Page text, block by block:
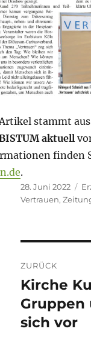
stammt
aktuell
finden
.
Veröffentlicht
am
28. Juni 2022
Vertrauen,
ZURÜCK
Vorheriger
Beitrag:
Kirche
Gruppen
sich vor